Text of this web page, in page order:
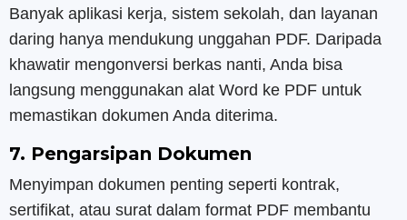
Banyak aplikasi kerja, sistem sekolah, dan layanan
daring hanya mendukung unggahan PDF. Daripada
khawatir mengonversi berkas nanti, Anda bisa
langsung menggunakan alat Word ke PDF untuk
memastikan dokumen Anda diterima.
7. Pengarsipan Dokumen
Menyimpan dokumen penting seperti kontrak,
sertifikat, atau surat dalam format PDF membantu